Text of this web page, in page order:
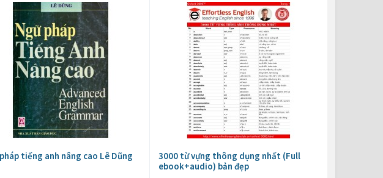
tiếng anh nâng cao Lê Dũng
3000 từ vựng thông dụng nhất (Full
ebook+audio) bản đẹp